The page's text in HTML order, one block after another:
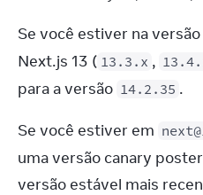
Se você estiver na versão
Next.js 13 ( 13.3.x ,
para a versão 14.2.35 .
Se você estiver em
uma versão canary
versão estável mais